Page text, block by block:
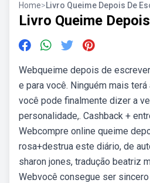
Home>Livro Queime Depois De
Livro Queime
Webqueime depois de
e para você. Ninguém mais
você pode finalmente dizer a
personalidade,. Cashback +
Webcompre online queime
rosa+destrua este diário, de
sharon jones, tradução beatriz
Webvocê consegue ser